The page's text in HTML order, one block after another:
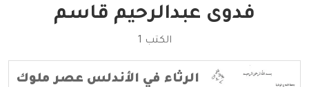
فدوى عبدالرحيم قاسم
الكتب 1
الرثاء في الأندلس عصر ملوك